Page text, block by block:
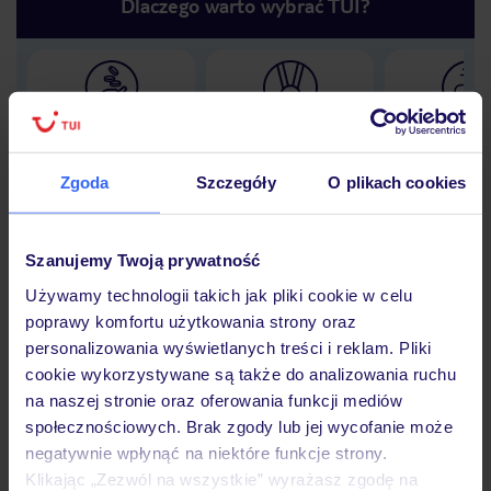
Zgoda Szczegóły O plikach cookies
Szanujemy Twoją prywatność
Używamy technologii takich jak pliki cookie w celu
poprawy komfortu użytkowania strony oraz
personalizowania wyświetlanych treści i reklam. Pliki
cookie wykorzystywane są także do analizowania ruchu
na naszej stronie oraz oferowania funkcji mediów
społecznościowych. Brak zgody lub jej wycofanie może
negatywnie wpłynąć na niektóre funkcje strony.
Klikając „Zezwól na wszystkie” wyrażasz zgodę na
Lider niskich cen 30 lat w
Hotel
Opinie
Pokoje